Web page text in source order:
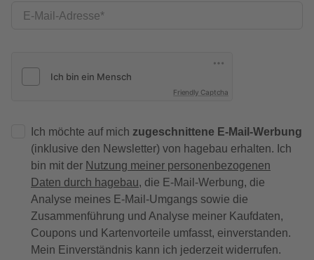
E-Mail-Adresse
Friendly Captcha
Ich möchte auf mich zugeschnittene E-Mail-Werbung
(inklusive den Newsletter) von hagebau erhalten. Ich
bin mit der Nutzung meiner personenbezogenen
Daten durch hagebau, die E-Mail-Werbung, die
Analyse meines E-Mail-Umgangs sowie die
Zusammenführung und Analyse meiner Kaufdaten,
Coupons und Kartenvorteile umfasst, einverstanden.
Mein Einverständnis kann ich jederzeit widerrufen.